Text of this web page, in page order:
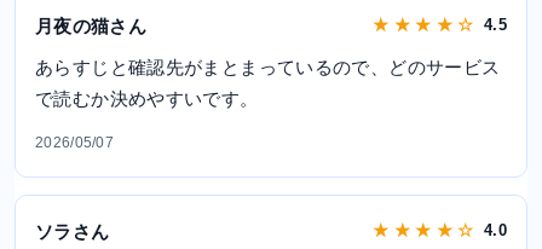
月夜の猫さん ★ ★ ★ ★ ☆ 4.5
あらすじと確認先がまとまっているので、どのサービス
で読むか決めやすいです。
2026/05/07
ソラさん ★ ★ ★ ★ ☆ 4.0